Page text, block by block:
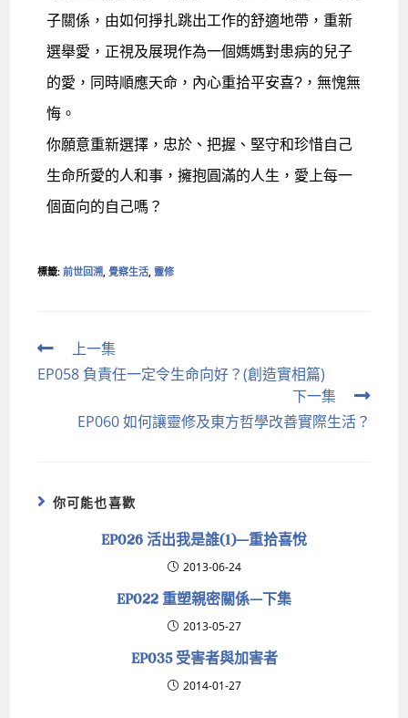
子關係，由如何掙扎跳出工作的舒適地帶，重新
選舉愛，正視及展現作為一個媽媽對患病的兒子
的愛，同時順應天命，內心重拾平安喜?，無愧無
悔。
你願意重新選擇，忠於、把握、堅守和珍惜自己
生命所愛的人和事，擁抱圓滿的人生，愛上每一
個面向的自己嗎？
標籤:前世回溯, 覺察生活, 靈修
上一集
EP058 負責任一定令生命向好？(創造實相篇)
下一集
EP060 如何讓靈修及東方哲學改善實際生活？
你可能也喜歡
EP026 活出我是誰(1)—重拾喜悅
2013-06-24
EP022 重塑親密關係—下集
2013-05-27
EP035 受害者與加害者
2014-01-27